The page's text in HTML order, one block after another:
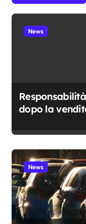
News
dopo la
suo carico
News